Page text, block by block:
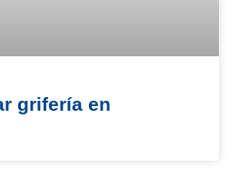
grifería en